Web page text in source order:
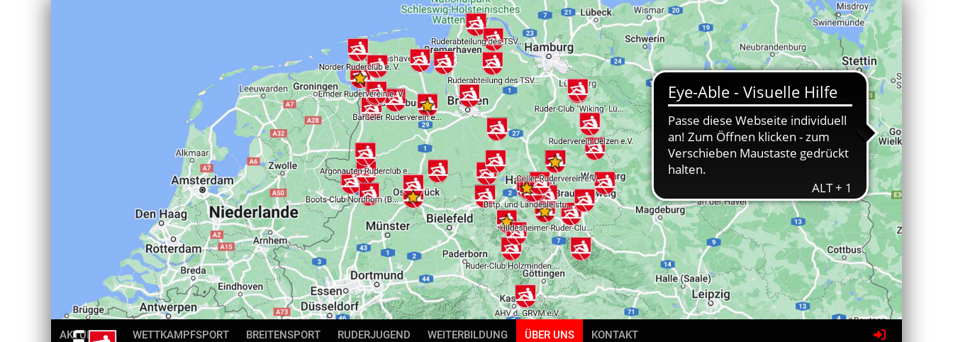
AKTUELLES WETTKAMPFSPORT BREITENSPORT RUDERJUGEND WEITERBILDUNG ÜBER UNS KONTAKT